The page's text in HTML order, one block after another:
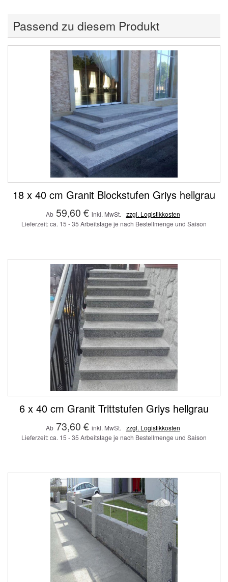
Passend zu diesem Produkt
18 x 40 cm Granit Blockstufen Griys hellgrau
Ab 59,60 € inkl. MwSt.
zzgl. Logistikkosten
Lieferzeit: ca. 15 - 35 Arbeitstage je nach Bestellmenge und Saison
6 x 40 cm Granit Trittstufen Griys hellgrau
Ab 73,60 € inkl. MwSt.
zzgl. Logistikkosten
Lieferzeit: ca. 15 - 35 Arbeitstage je nach Bestellmenge und Saison